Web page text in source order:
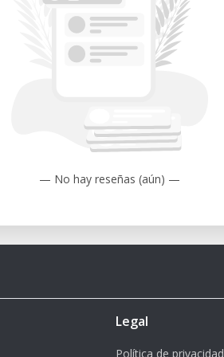
para fines artísticos y de
para diversas
con una resolución de
de impresión, haciéndolo
— No hay reseñas (aún) —
Legal
Política de privacidad